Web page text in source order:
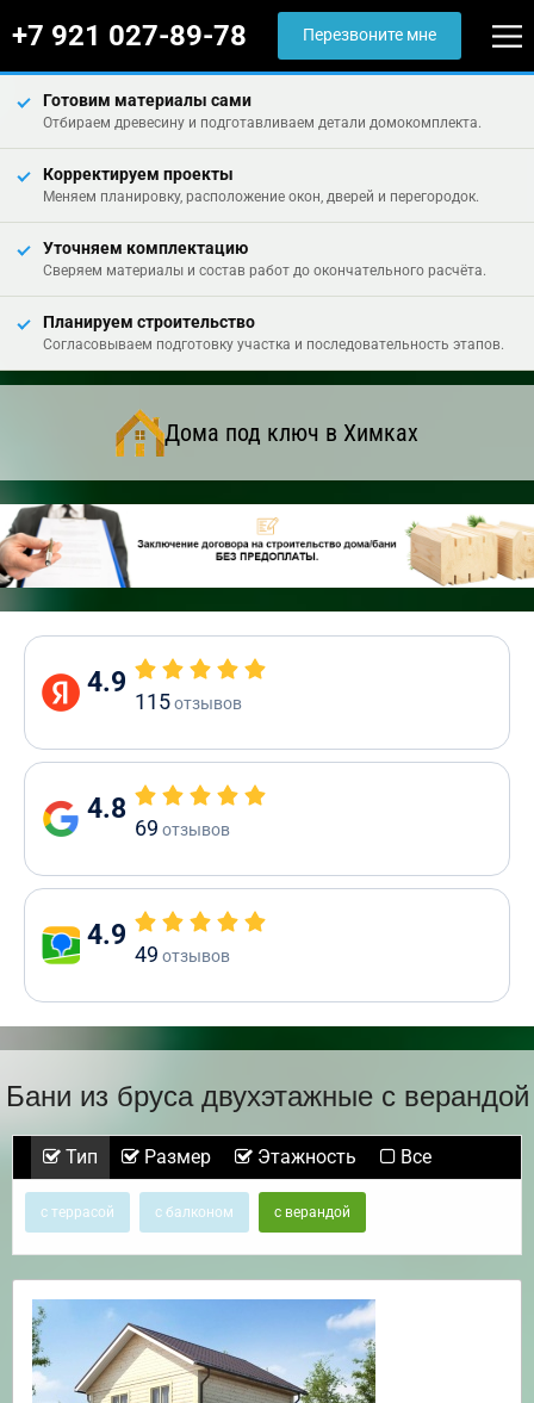
+7 921 027-89-78 Перезвоните мне
Готовим материалы сами
Отбираем древесину и подготавливаем детали домокомплекта.
Корректируем проекты
Меняем планировку, расположение окон, дверей и перегородок.
Уточняем комплектацию
Сверяем материалы и состав работ до окончательного расчёта.
Планируем строительство
Согласовываем подготовку участка и последовательность этапов.
Дома под ключ в Химках
4.9
115отзывов
4.8
69 отзывов
4.9
49 отзывов
Бани из бруса двухэтажные с верандой
Тип Размер Этажность Все
с террасой с балконом с верандой